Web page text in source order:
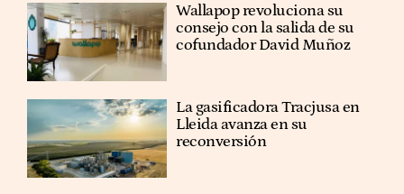
Wallapop revoluciona su
consejo con la salida de su
cofundador David Muñoz
La gasificadora Tracjusa en
Lleida avanza en su
reconversión